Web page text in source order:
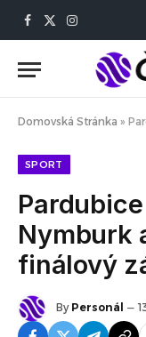
Facebook
X
Instagram
Domovská Stránka »
SPORT
Nymburk
finálový
By Personál